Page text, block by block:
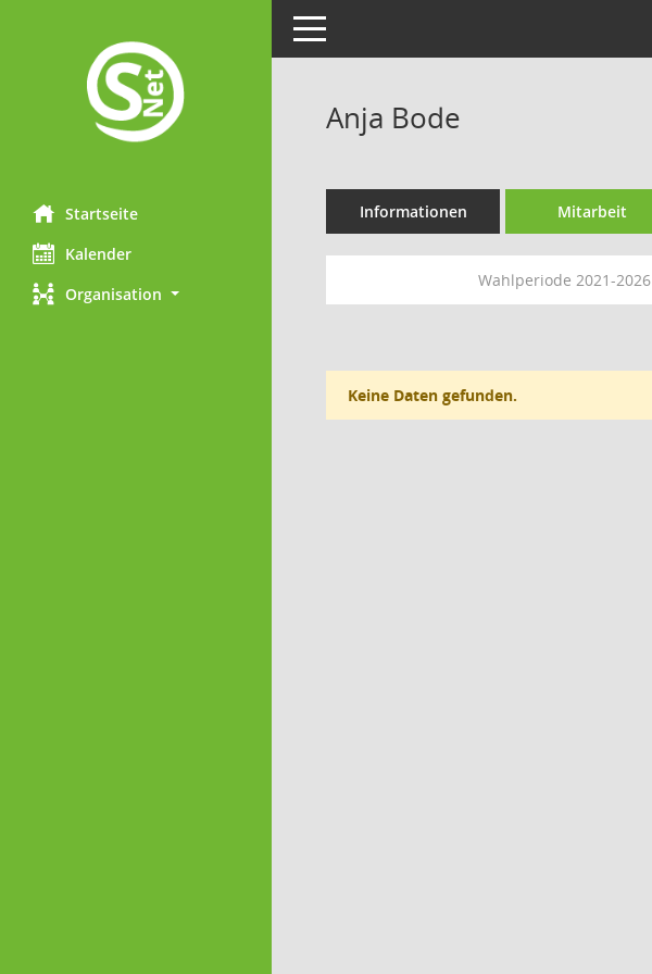
Startseite
Kalender
Organisation
Toggle navigation
Anja Bode
Informationen Mitarbeit
Wahlperiode 2021-2026
Keine Daten gefunden.